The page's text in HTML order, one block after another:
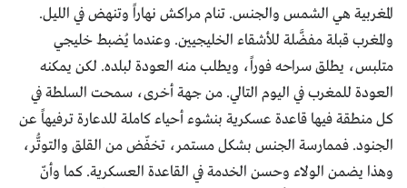
المغربية هي الشمس والجنس. تنام مراكش نهاراً وتنهض في الليل.
والمغرب قبلة مفضَّلة للأشقاء الخليجيين. وعندما يُضبط خليجي
متلبس، يطلق سراحه فوراً، ويطلب منه العودة لبلده. لكن يمكنه
العودة للمغرب في اليوم التالي. من جهة أخرى، سمحت السلطة في
كل منطقة فيها قاعدة عسكرية بنشوء أحياء كاملة للدعارة ترفيهاً عن
الجنود. فممارسة الجنس بشكل مستمر، تخفّض من القلق والتوتُّر،
وهذا يضمن الولاء وحسن الخدمة في القاعدة العسكرية. كما وأنّ